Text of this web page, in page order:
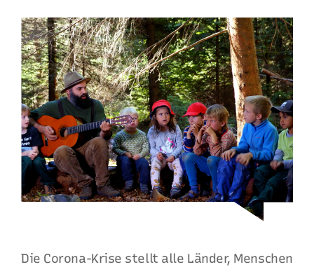
Die Corona-Krise stellt alle Länder, Menschen